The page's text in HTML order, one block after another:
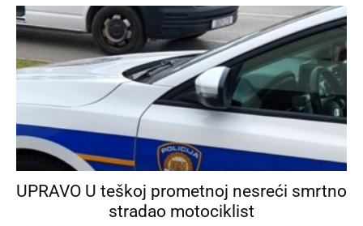
UPRAVO U teškoj prometnoj nesreći smrtno
stradao motociklist